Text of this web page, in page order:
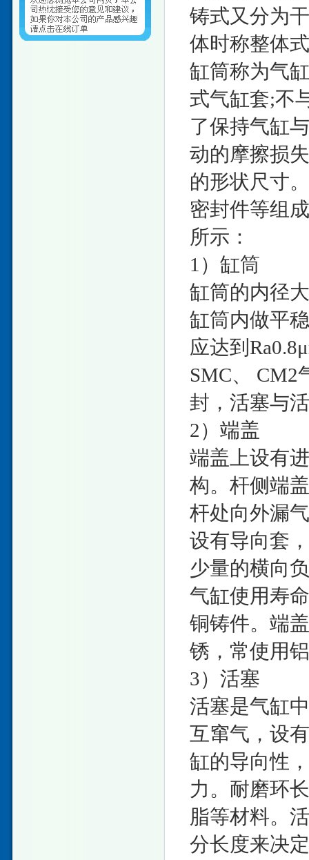
铸式又分为
体时称整体
缸筒称为气
式气缸套;不
了保持气缸
动的摩擦损
的形状尺寸
密封件等组
所示：
1）缸筒
缸筒的内径
缸筒内做平
应达到
SMC、 CM2
封，活塞与
2）端盖
端盖上设有
构。杆侧端
杆处向外漏
设有导向套
少量的横向
气缸使用寿
铜铸件。端
锈，常使用
3）活塞
活塞是气缸
互窜气，设
缸的导向性
力。耐磨环
脂等材料。
分长度来决